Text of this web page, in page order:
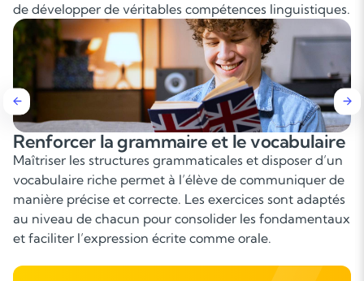
de développer de véritables compétences linguistiques.
Améliorer la compréhension écrite et
orale
Un travail approfondi sur des supports variés (articles,
extraits littéraires, vidéos, podcasts) permet d’améliorer
la compréhension fine, d’élargir la culture anglo-
saxonne et de progresser rapidement dans l’analyse